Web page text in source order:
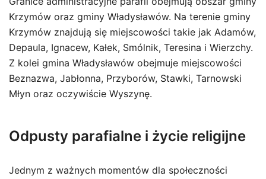
Krzymów oraz gminy Władysławów. Na terenie gminy
Krzymów znajdują się miejscowości takie jak Adamów,
Depaula, Ignacew, Kałek, Smólnik, Teresina i Wierzchy.
Z kolei gmina Władysławów obejmuje miejscowości
Beznazwa, Jabłonna, Przyborów, Stawki, Tarnowski
Młyn oraz oczywiście Wyszynę.
Odpusty parafialne i życie religijne
Jednym z ważnych momentów dla społeczności